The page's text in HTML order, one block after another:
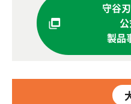
守谷
製品